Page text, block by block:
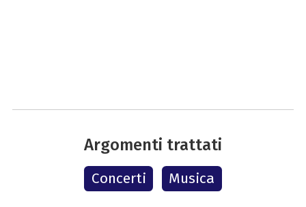
Argomenti trattati
Concerti Musica